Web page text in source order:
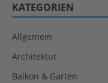
KATEGORIEN
Allgemein
Architektur
Balkon & Garten